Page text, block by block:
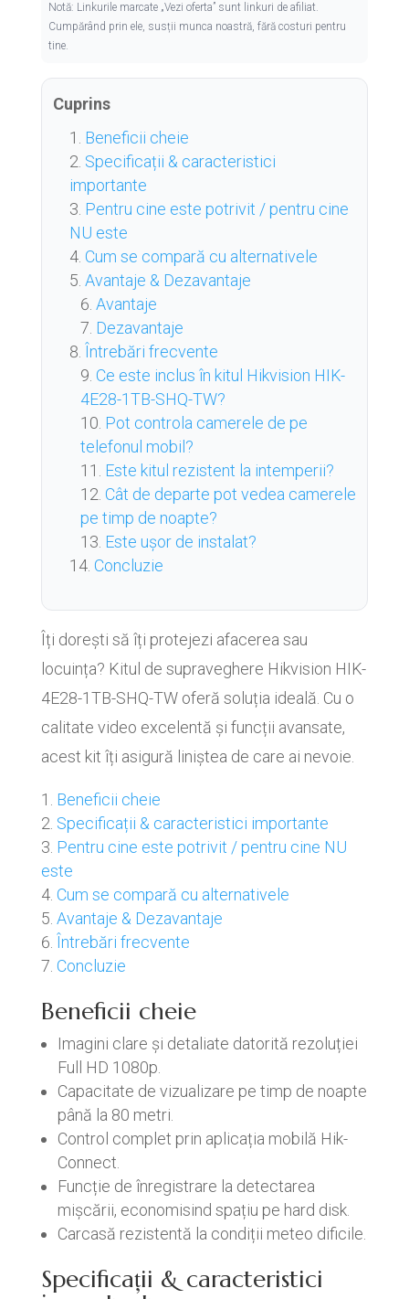
Notă: Linkurile marcate „Vezi oferta” sunt linkuri de afiliat.
Cumpărând prin ele, susții munca noastră, fără costuri pentru
tine.
Cuprins
Beneficii cheie
Specificații & caracteristici
importante
Pentru cine este potrivit / pentru cine
NU este
Cum se compară cu alternativele
Avantaje & Dezavantaje
Avantaje
Dezavantaje
Întrebări frecvente
Ce este inclus în kitul Hikvision HIK-
4E28-1TB-SHQ-TW?
Pot controla camerele de pe
telefonul mobil?
Este kitul rezistent la intemperii?
Cât de departe pot vedea camerele
pe timp de noapte?
Este ușor de instalat?
Concluzie
Îți dorești să îți protejezi afacerea sau
locuința? Kitul de supraveghere Hikvision HIK-
4E28-1TB-SHQ-TW oferă soluția ideală. Cu o
calitate video excelentă și funcții avansate,
acest kit îți asigură liniștea de care ai nevoie.
Beneficii cheie
Specificații & caracteristici importante
Pentru cine este potrivit / pentru cine NU
este
Cum se compară cu alternativele
Avantaje & Dezavantaje
Întrebări frecvente
Concluzie
Beneficii cheie
Imagini clare și detaliate datorită rezoluției
Full HD 1080p.
Capacitate de vizualizare pe timp de noapte
până la 80 metri.
Control complet prin aplicația mobilă Hik-
Connect.
Funcție de înregistrare la detectarea
mișcării, economisind spațiu pe hard disk.
Carcasă rezistentă la condiții meteo dificile.
Specificații & caracteristici